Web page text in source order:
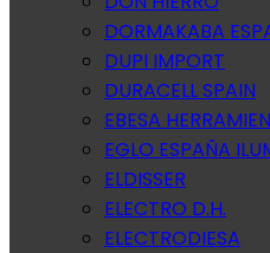
DORMAKABA
DUPI IMPORT
DURACELL SPAIN
EBESA
EGLO ESPAÑA
ELDISSER
ELECTRO D.H.
ELECTRODIESA